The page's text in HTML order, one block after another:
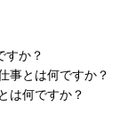
すか？
事とは何ですか？
は何ですか？